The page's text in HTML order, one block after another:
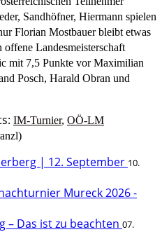
Sandhöfner, Hiermann spielen
Florian Mostbauer bleibt etwas
offene Landesmeisterschaft
mit 7,5 Punkte vor Maximilian
Posch, Harald Obran und
IM-Turnier, OÖ-LM
| 12. September 10.
Mureck 2026 -
– Das ist zu beachten 07.